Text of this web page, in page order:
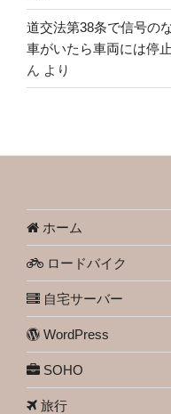
道交法第38条で信号の
車がいたら車両には停
ん より
ホーム
ロードバイク
自宅サーバー
WordPress
SOHO
旅行